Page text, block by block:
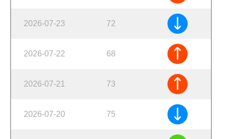
2026-07-23 72
2026-07-22 68
2026-07-21 73
2026-07-20 75